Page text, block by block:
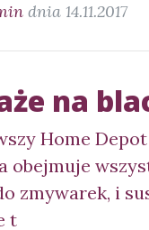
dnia 14.11.2017
na
Home
obejmuje
zmywarek, i
t